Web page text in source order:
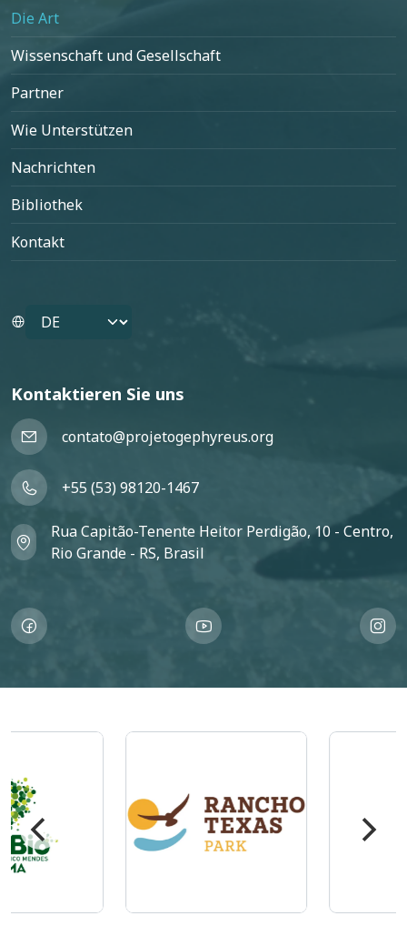
Die Art
Wissenschaft und Gesellschaft
Partner
Wie Unterstützen
Nachrichten
Bibliothek
Kontakt
Select your language
Kontaktieren Sie uns
contato@projetogephyreus.org
+55 (53) 98120-1467
Rua Capitão-Tenente Heitor Perdigão, 10 - Centro,
Rio Grande - RS, Brasil